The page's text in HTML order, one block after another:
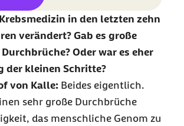
in den letzten zehn
verändert? Gab es große
Oder war es eher
der kleinen Schritte?
von Kalle: Beides eigentlich.
sehr große Durchbrüche
das menschliche Genom zu